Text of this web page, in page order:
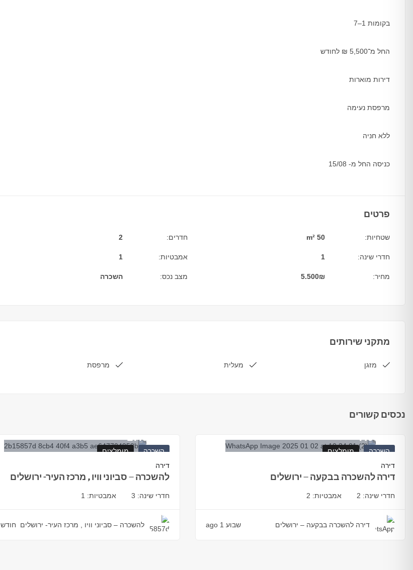
בקומות 1–7
החל מ־5,500 ₪ לחודש
דירות מוארות
מרפסת נעימה
ללא חניה
כניסה החל מ- 15/08
פרטים
שטחיות: 50 m² חדרים: 2
חדרי שינה: 1 אמבטיות: 1
מחיר: 5.500₪ מצב נכס: השכרה
מתקני שירותים
מזגן מעלית מרפסת
נכסים קשורים
השכרה מומלצים
7.000
דירה
דירה להשכרה בבקעה – ירושלים
חדרי שינה: 2 אמבטיות: 2
דירה להשכרה בבקעה – ירושלים שבוע 1 ago
השכרה מומלצים
17.000
דירה
להשכרה – סביוני וויו , מרכז העיר- ירושלים
חדרי שינה: 3 אמבטיות: 1
להשכרה – סביוני וויו , מרכז העיר- ירושלים חודש 1 ago